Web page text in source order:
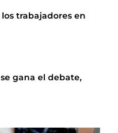
trabajadores en
gana el debate,